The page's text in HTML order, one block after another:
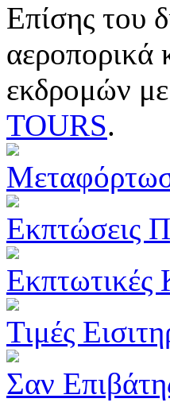
Επίσης του
αεροπορικά
εκδρομών
TOURS.
Εκπτώσεις
Εκπτωτικές
Τιμές
Σαν